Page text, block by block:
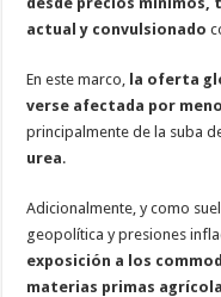
actual y convulsionado
En este marco,
la oferta
verse afectada por
principalmente de la suba
urea.
Adicionalmente, y como
geopolítica y presiones
exposición a los
materias primas